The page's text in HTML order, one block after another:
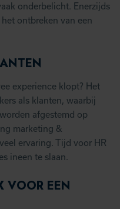
onderbelicht. Enerzijds
ontbreken van een
experience klopt? Het
als klanten, waarbij
afgestemd op
marketing &
ervaring. Tijd voor HR
ineen te slaan.
VOOR EEN